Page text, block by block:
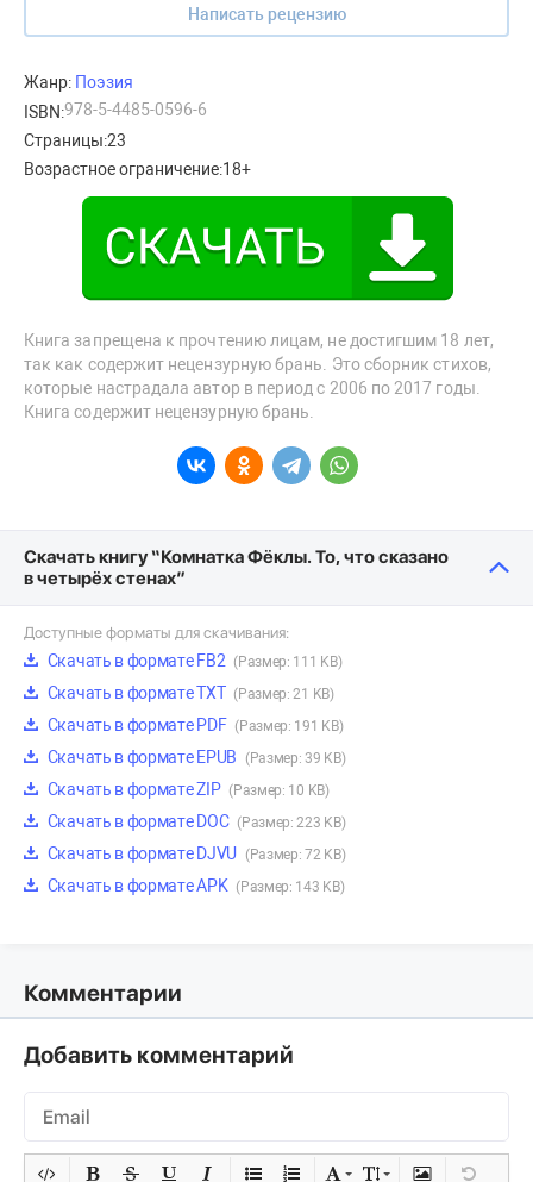
Написать рецензию
Жанр: Поэзия
ISBN:978-5-4485-0596-6
Страницы:23
Возрастное ограничение:18+
Книга запрещена к прочтению лицам, не достигшим 18 лет,
так как содержит нецензурную брань. Это сборник стихов,
которые настрадала автор в период с 2006 по 2017 годы.
Книга содержит нецензурную брань.
Скачать книгу “Комнатка Фёклы. То, что сказано
в четырёх стенах”
Доступные форматы для скачивания:
Скачать в формате FB2 (Размер: 111 KB)
Скачать в формате TXT (Размер: 21 KB)
Скачать в формате PDF (Размер: 191 KB)
Скачать в формате EPUB (Размер: 39 KB)
Скачать в формате ZIP (Размер: 10 KB)
Скачать в формате DOC (Размер: 223 KB)
Скачать в формате DJVU (Размер: 72 KB)
Скачать в формате APK (Размер: 143 KB)
Комментарии
Добавить комментарий